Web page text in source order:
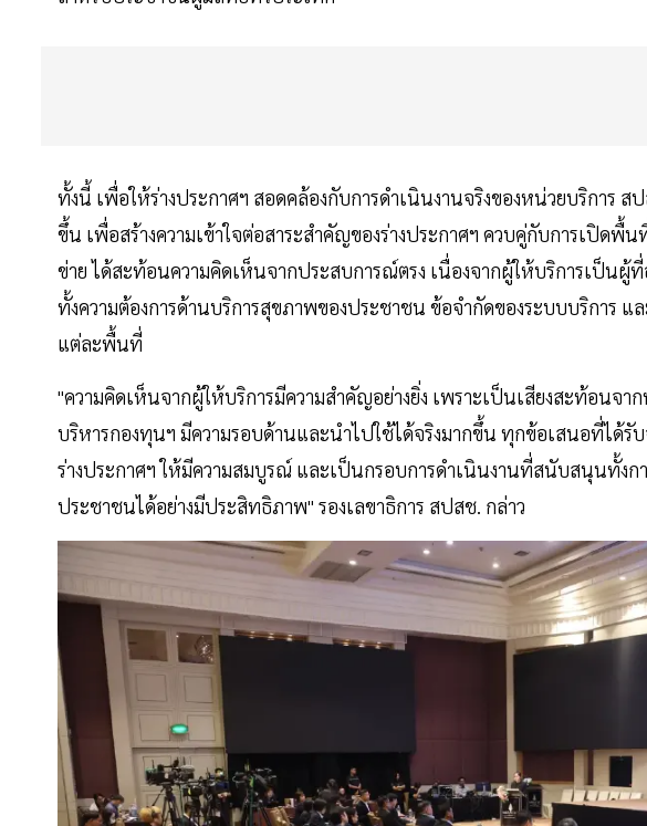
ทั้งนี้ เพื่อให้ร่างประกาศฯ สอดคล้องกับการดำเนินงานจริงของหน่วยบริการ
ขึ้น เพื่อสร้างความเข้าใจต่อสาระสำคัญของร่างประกาศฯ ควบคู่กับการเปิดพื้
ข่าย ได้สะท้อนความคิดเห็นจากประสบการณ์ตรง เนื่องจากผู้ให้บริการเป็น
ทั้งความต้องการด้านบริการสุขภาพของประชาชน ข้อจำกัดของระบบบริการ แ
แต่ละพื้นที่
"ความคิดเห็นจากผู้ให้บริการมีความสำคัญอย่างยิ่ง เพราะเป็นเสียงสะท้อนจ
บริหารกองทุนฯ มีความรอบด้านและนำไปใช้ได้จริงมากขึ้น ทุกข้อเสนอที่ได้
ร่างประกาศฯ ให้มีความสมบูรณ์ และเป็นกรอบการดำเนินงานที่สนับสนุนทั้งก
ประชาชนได้อย่างมีประสิทธิภาพ" รองเลขาธิการ สปสช. กล่าว